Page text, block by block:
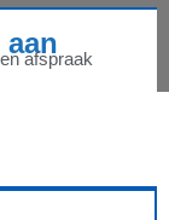
afspraak